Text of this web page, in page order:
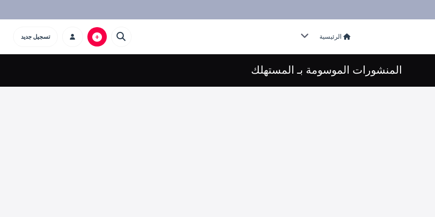
الرئيسية تسجيل جديد
المنشورات الموسومة بـ المستهلك